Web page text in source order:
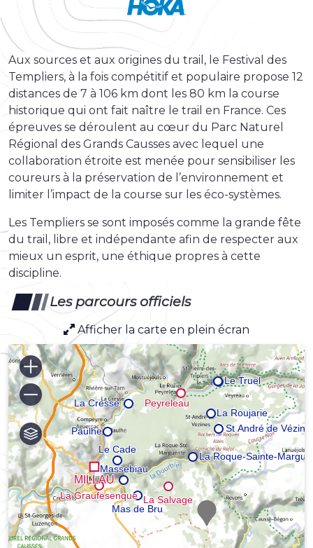
Aux sources et aux origines du trail, le Festival des
Templiers, à la fois compétitif et populaire propose 12
distances de 7 à 106 km dont les 80 km la course
historique qui ont fait naître le trail en France. Ces
épreuves se déroulent au cœur du Parc Naturel
Régional des Grands Causses avec lequel une
collaboration étroite est menée pour sensibiliser les
coureurs à la préservation de l’environnement et
limiter l’impact de la course sur les éco-systèmes.
Les Templiers se sont imposés comme la grande fête
du trail, libre et indépendante afin de respecter aux
mieux un esprit, une éthique propres à cette
discipline.
Les parcours officiels
Afficher la carte en plein écran